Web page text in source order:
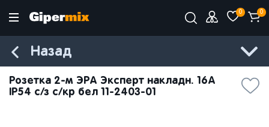
0 0
Назад
Розетка 2-м ЭРА Эксперт накладн. 16A
IP54 с/з с/кр бел 11-2403-01